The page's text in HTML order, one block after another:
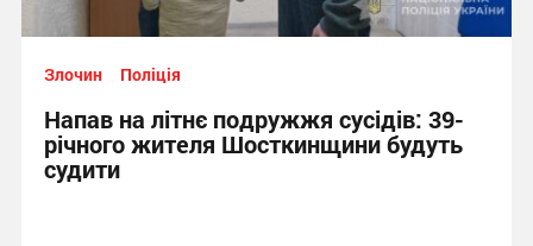
Злочин Поліція
Напав на літнє подружжя сусідів: 39-
річного жителя Шосткинщини будуть
судити